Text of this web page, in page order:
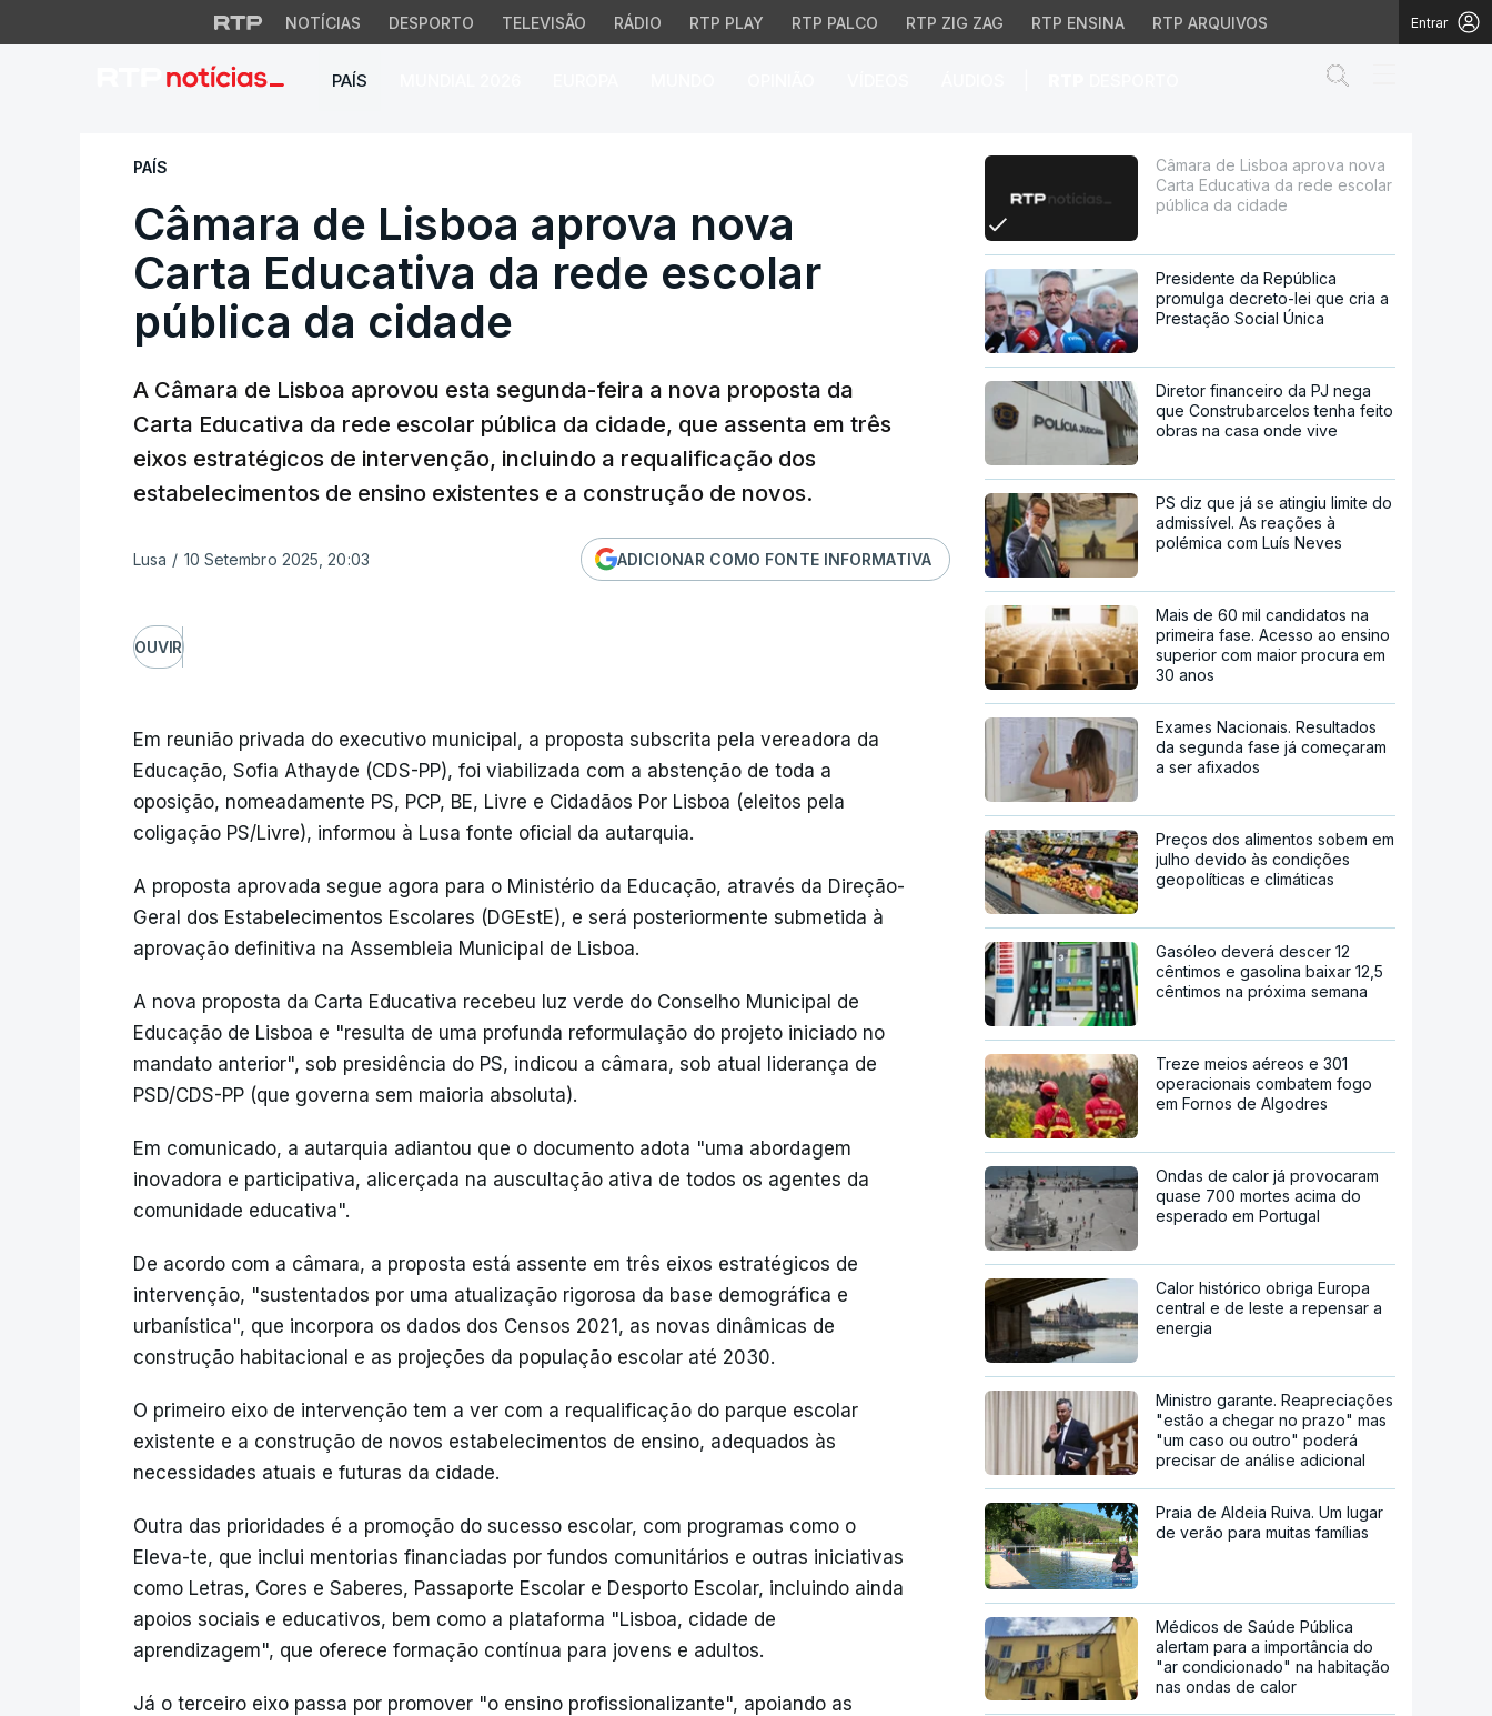
NOTÍCIAS DESPORTO TELEVISÃO RÁDIO RTP PLAY RTP PALCO RTP ZIG ZAG RTP ENSINA RTP ARQUIVOS Entrar
PAÍS
Câmara de Lisboa aprova nova Carta Educativa da rede escolar
PAÍS
Câmara de Lisboa aprova nova
Carta Educativa da rede escolar
pública da cidade
A Câmara de Lisboa aprovou esta segunda-feira a nova proposta da
Carta Educativa da rede escolar pública da cidade, que assenta em três
eixos estratégicos de intervenção, incluindo a requalificação dos
estabelecimentos de ensino existentes e a construção de novos.
Lusa / 10 Setembro 2025, 20:03 ADICIONAR COMO FONTE INFORMATIVA
OUVIR
Em reunião privada do executivo municipal, a proposta subscrita pela vereadora da
Educação, Sofia Athayde (CDS-PP), foi viabilizada com a abstenção de toda a
oposição, nomeadamente PS, PCP, BE, Livre e Cidadãos Por Lisboa (eleitos pela
coligação PS/Livre), informou à Lusa fonte oficial da autarquia.
A proposta aprovada segue agora para o Ministério da Educação, através da Direção-
Geral dos Estabelecimentos Escolares (DGEstE), e será posteriormente submetida à
aprovação definitiva na Assembleia Municipal de Lisboa.
A nova proposta da Carta Educativa recebeu luz verde do Conselho Municipal de
Educação de Lisboa e "resulta de uma profunda reformulação do projeto iniciado no
mandato anterior", sob presidência do PS, indicou a câmara, sob atual liderança de
PSD/CDS-PP (que governa sem maioria absoluta).
Em comunicado, a autarquia adiantou que o documento adota "uma abordagem
inovadora e participativa, alicerçada na auscultação ativa de todos os agentes da
comunidade educativa".
De acordo com a câmara, a proposta está assente em três eixos estratégicos de
intervenção, "sustentados por uma atualização rigorosa da base demográfica e
urbanística", que incorpora os dados dos Censos 2021, as novas dinâmicas de
construção habitacional e as projeções da população escolar até 2030.
O primeiro eixo de intervenção tem a ver com a requalificação do parque escolar
existente e a construção de novos estabelecimentos de ensino, adequados às
necessidades atuais e futuras da cidade.
Outra das prioridades é a promoção do sucesso escolar, com programas como o
Eleva-te, que inclui mentorias financiadas por fundos comunitários e outras iniciativas
como Letras, Cores e Saberes, Passaporte Escolar e Desporto Escolar, incluindo ainda
apoios sociais e educativos, bem como a plataforma "Lisboa, cidade de
aprendizagem", que oferece formação contínua para jovens e adultos.
Já o terceiro eixo passa por promover "o ensino profissionalizante", apoiando as
Câmara de Lisboa aprova nova
Carta Educativa da rede escolar
pública da cidade
Presidente da República
promulga decreto-lei que cria a
Prestação Social Única
Diretor financeiro da PJ nega
que Construbarcelos tenha feito
obras na casa onde vive
PS diz que já se atingiu limite do
admissível. As reações à
polémica com Luís Neves
Mais de 60 mil candidatos na
primeira fase. Acesso ao ensino
superior com maior procura em
30 anos
Exames Nacionais. Resultados
da segunda fase já começaram
a ser afixados
Preços dos alimentos sobem em
julho devido às condições
geopolíticas e climáticas
Gasóleo deverá descer 12
cêntimos e gasolina baixar 12,5
cêntimos na próxima semana
Treze meios aéreos e 301
operacionais combatem fogo
em Fornos de Algodres
Ondas de calor já provocaram
quase 700 mortes acima do
esperado em Portugal
Calor histórico obriga Europa
central e de leste a repensar a
energia
Ministro garante. Reapreciações
"estão a chegar no prazo" mas
"um caso ou outro" poderá
precisar de análise adicional
Praia de Aldeia Ruiva. Um lugar
de verão para muitas famílias
Médicos de Saúde Pública
alertam para a importância do
"ar condicionado" na habitação
nas ondas de calor